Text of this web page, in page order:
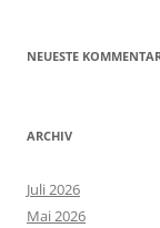
NEUESTE
ARCHIV
Juli 2026
Mai 2026